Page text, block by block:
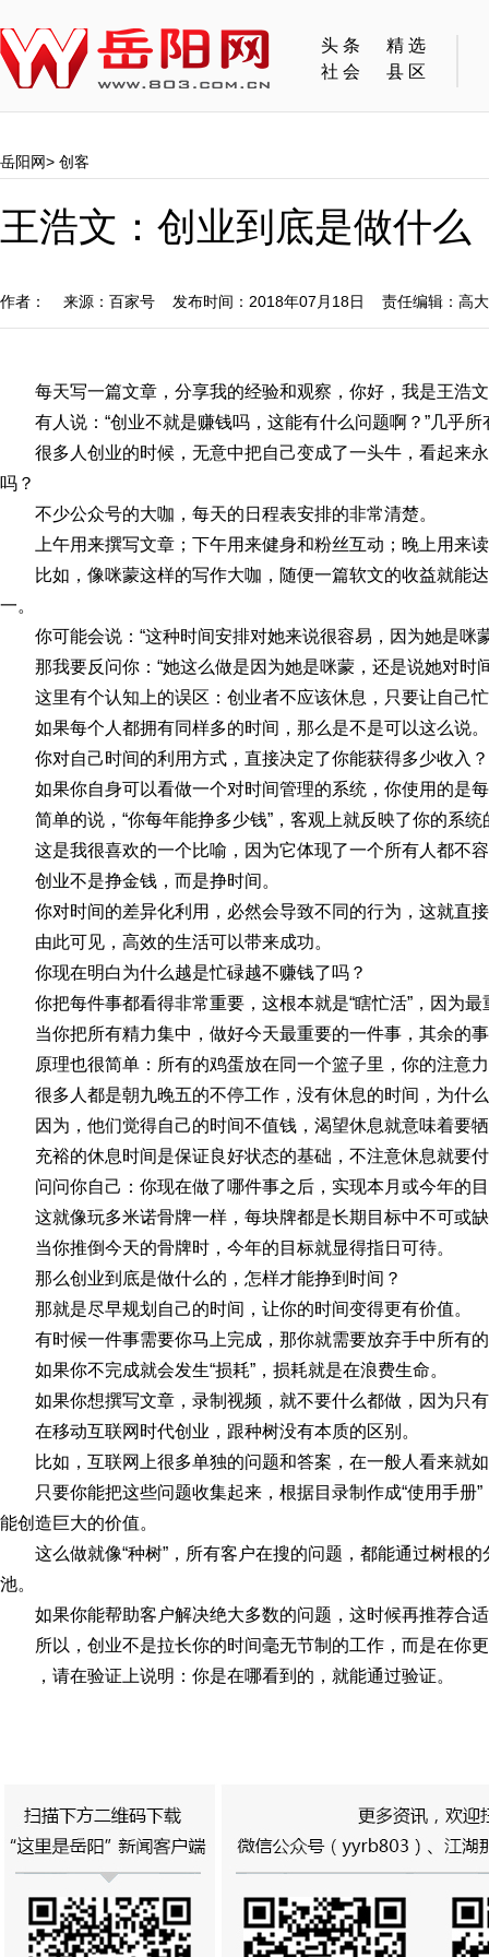
头条
精选
社会
县区
岳阳网> 创客
王浩文：创业到底是做什么
作者： 来源：百家号 发布时间：2018年07月18日 责任编辑：高
每天写一篇文章，分享我的经验和观察，你好，我是王浩
有人说：“创业不就是赚钱吗，这能有什么问题啊？”几乎
很多人创业的时候，无意中把自己变成了一头牛，看起来
吗？
不少公众号的大咖，每天的日程表安排的非常清楚。
上午用来撰写文章；下午用来健身和粉丝互动；晚上用来
比如，像咪蒙这样的写作大咖，随便一篇软文的收益就能
一。
你可能会说：“这种时间安排对她来说很容易，因为她是咪
那我要反问你：“她这么做是因为她是咪蒙，还是说她对时
这里有个认知上的误区：创业者不应该休息，只要让自己
如果每个人都拥有同样多的时间，那么是不是可以这么说。
你对自己时间的利用方式，直接决定了你能获得多少收入？
如果你自身可以看做一个对时间管理的系统，你使用的是
简单的说，“你每年能挣多少钱”，客观上就反映了你的系统
这是我很喜欢的一个比喻，因为它体现了一个所有人都不
创业不是挣金钱，而是挣时间。
你对时间的差异化利用，必然会导致不同的行为，这就直
由此可见，高效的生活可以带来成功。
你现在明白为什么越是忙碌越不赚钱了吗？
你把每件事都看得非常重要，这根本就是“瞎忙活”，因为
当你把所有精力集中，做好今天最重要的一件事，其余的
原理也很简单：所有的鸡蛋放在同一个篮子里，你的注意
很多人都是朝九晚五的不停工作，没有休息的时间，为什
因为，他们觉得自己的时间不值钱，渴望休息就意味着要
充裕的休息时间是保证良好状态的基础，不注意休息就要
问问你自己：你现在做了哪件事之后，实现本月或今年的
这就像玩多米诺骨牌一样，每块牌都是长期目标中不可或
当你推倒今天的骨牌时，今年的目标就显得指日可待。
那么创业到底是做什么的，怎样才能挣到时间？
那就是尽早规划自己的时间，让你的时间变得更有价值。
有时候一件事需要你马上完成，那你就需要放弃手中所有
如果你不完成就会发生“损耗”，损耗就是在浪费生命。
如果你想撰写文章，录制视频，就不要什么都做，因为只
在移动互联网时代创业，跟种树没有本质的区别。
比如，互联网上很多单独的问题和答案，在一般人看来就
只要你能把这些问题收集起来，根据目录制作成“使用手册
能创造巨大的价值。
这么做就像“种树”，所有客户在搜的问题，都能通过树根
池。
如果你能帮助客户解决绝大多数的问题，这时候再推荐合
所以，创业不是拉长你的时间毫无节制的工作，而是在你
，请在验证上说明：你是在哪看到的，就能通过验证。